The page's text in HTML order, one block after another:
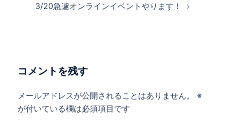
ョ
3/20急遽オンラインイベントやります！
コメントを残す
メールアドレスが公開されることはありません。
※
が付いている欄は必須項目です